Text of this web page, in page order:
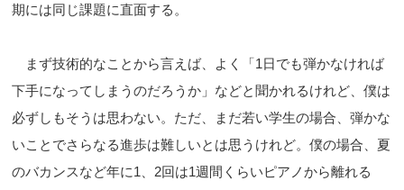
期には同じ課題に直面する。
まず技術的なことから言えば、よく「1日でも弾かなければ
下手になってしまうのだろうか」などと聞かれるけれど、僕は
必ずしもそうは思わない。ただ、まだ若い学生の場合、弾かな
いことでさらなる進歩は難しいとは思うけれど。僕の場合、夏
のバカンスなど年に1、2回は1週間くらいピアノから離れる